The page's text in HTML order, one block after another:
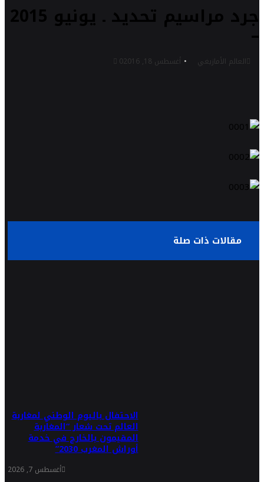
جرد مراسيم تحديد ـ يونيو 2015
–
العالم الأمازيغي أغسطس 18, 2016 0
مقالات ذات صلة
الاحتفال باليوم الوطني لمغاربة
العالم تحت شعار “المغاربة
المقيمون بالخارج في خدمة
أوراش المغرب 2030”
أغسطس 7, 2026